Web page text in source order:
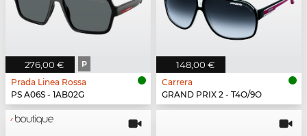
276,00 € P
Prada Linea Rossa
PS A06S - 1AB02G
148,00 €
Carrera
GRAND PRIX 2 - T4O/9O